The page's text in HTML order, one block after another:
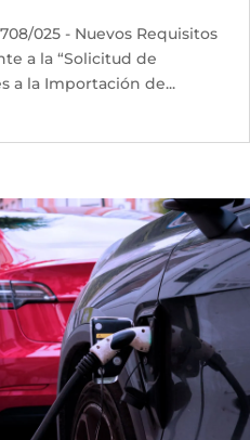
025 - Nuevos Requisitos
a la “Solicitud de
a la Importación de...